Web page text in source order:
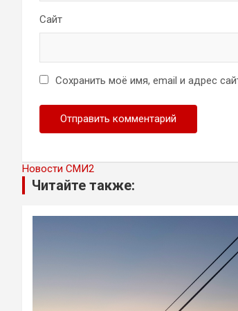
Сайт
Сохранить моё имя, email и адрес
Новости СМИ2
Читайте также: